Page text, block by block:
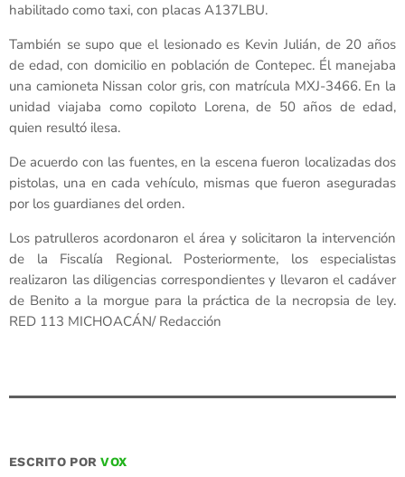
habilitado como taxi, con placas A137LBU.
También se supo que el lesionado es Kevin Julián, de 20 años
de edad, con domicilio en población de Contepec. Él manejaba
una camioneta Nissan color gris, con matrícula MXJ-3466. En la
unidad viajaba como copiloto Lorena, de 50 años de edad,
quien resultó ilesa.
De acuerdo con las fuentes, en la escena fueron localizadas dos
pistolas, una en cada vehículo, mismas que fueron aseguradas
por los guardianes del orden.
Los patrulleros acordonaron el área y solicitaron la intervención
de la Fiscalía Regional. Posteriormente, los especialistas
realizaron las diligencias correspondientes y llevaron el cadáver
de Benito a la morgue para la práctica de la necropsia de ley.
RED 113 MICHOACÁN/ Redacción
ESCRITO PORVOX